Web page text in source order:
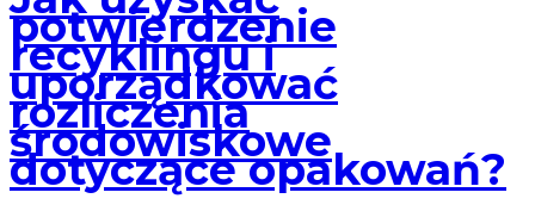
potwierdzenie
recyklingu i
uporządkować
rozliczenia
środowiskowe
dotyczące opakowań?